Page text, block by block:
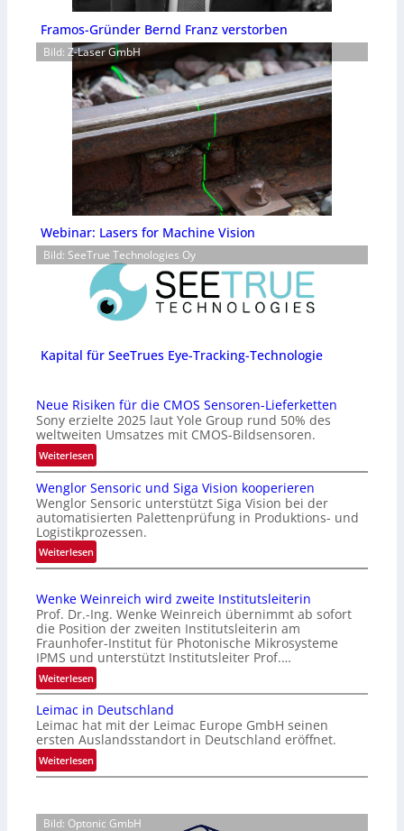
Framos-Gründer Bernd Franz verstorben
Bild: Z-Laser GmbH
Webinar: Lasers for Machine Vision
Bild: SeeTrue Technologies Oy
Kapital für SeeTrues Eye-Tracking-Technologie
Neue Risiken für die CMOS Sensoren-Lieferketten
Sony erzielte 2025 laut Yole Group rund 50% des
weltweiten Umsatzes mit CMOS-Bildsensoren.
Weiterlesen:
N
e
u
e
R
i
s
k
e
n
ü
r
i
e
C
M
S
Wenglor Sensoric und Siga Vision kooperieren
Wenglor Sensoric unterstützt Siga Vision bei der
automatisierten Palettenprüfung in Produktions- und
Logistikprozessen.
Weiterlesen:
W
n
g
l
o
r
S
n
s
r
u
Wenke Weinreich wird zweite Institutsleiterin
Prof. Dr.-Ing. Wenke Weinreich übernimmt ab sofort
die Position der zweiten Institutsleiterin am
Fraunhofer-Institut für Photonische Mikrosysteme
IPMS und unterstützt Institutsleiter Prof.…
Weiterlesen:
W
n
k
e
W
i
Leimac in Deutschland
Leimac hat mit der Leimac Europe GmbH seinen
ersten Auslandsstandort in Deutschland eröffnet.
Weiterlesen:
L
m
Bild: Optonic GmbH